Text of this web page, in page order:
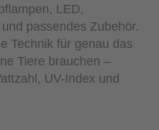
LED,
passendes Zubehör.
Technik für genau das
Tiere brauchen –
UV-Index und